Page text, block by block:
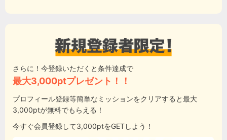
さらに！今登録いただくと条件達成で
最大3,000ptプレゼント！！
プロフィール登録等簡単なミッションをクリアすると最大
3,000ptが無料でもらえる！
今すぐ会員登録して3,000ptをGETしよう！